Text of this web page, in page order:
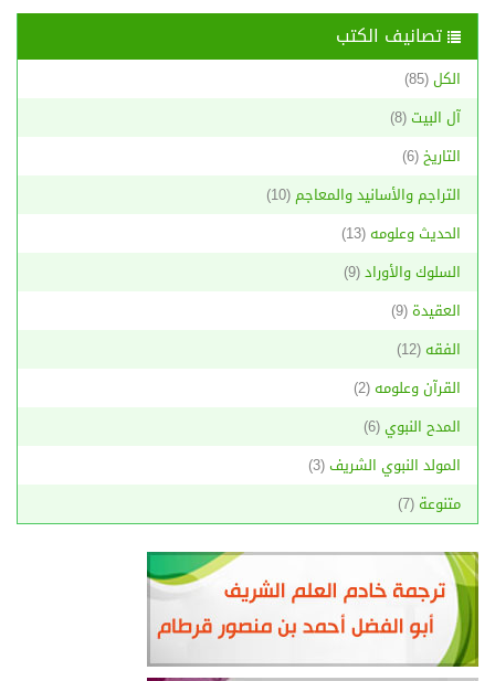
تصانيف الكتب
الكل(85)
آل البيت(8)
التاريخ(6)
التراجم والأسانيد والمعاجم(10)
الحديث وعلومه (13)
السلوك والأوراد(9)
العقيدة(9)
الفقه (12)
القرآن وعلومه (2)
المدح النبوي(6)
المولد النبوي الشريف(3)
متنوعة (7)